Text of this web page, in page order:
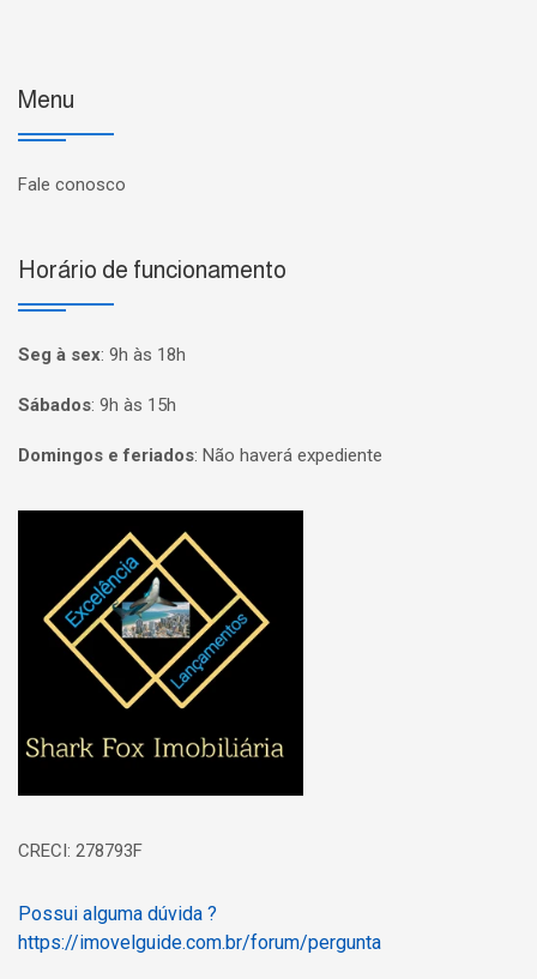
Menu
Fale conosco
Horário de funcionamento
Seg à sex: 9h às 18h
Sábados: 9h às 15h
Domingos e feriados: Não haverá expediente
Página inicial
CRECI: 278793F
Possui alguma dúvida ?
https://imovelguide.com.br/forum/pergunta